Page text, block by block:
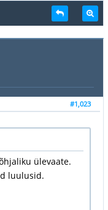
#1,023
ülevaate.
luulusid.